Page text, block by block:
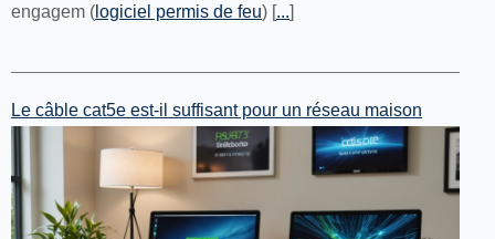
engagem ( logiciel permis de feu) [...]
Le câble cat5e est-il suffisant pour un réseau maison